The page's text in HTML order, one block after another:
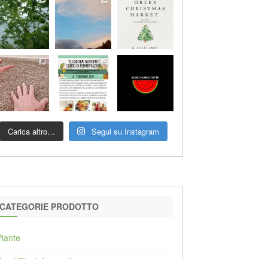
Carica altro… Segui su Instagram
PRODOTTO